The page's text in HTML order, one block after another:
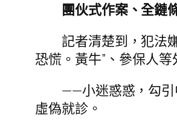
團伙式作案、全鏈
記者清楚到，犯法
恐慌。黃牛”、參保人
——小迷惑惑，勾引
虛偽就診。